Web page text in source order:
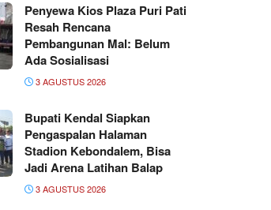
Penyewa Kios Plaza Puri Pati
Resah Rencana
Pembangunan Mal: Belum
Ada Sosialisasi
3 AGUSTUS 2026
Bupati Kendal Siapkan
Pengaspalan Halaman
Stadion Kebondalem, Bisa
Jadi Arena Latihan Balap
3 AGUSTUS 2026